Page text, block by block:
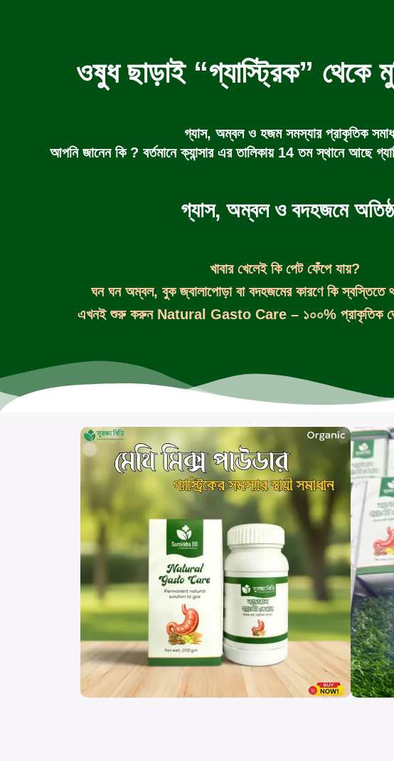
ওষুধ ছাড়াই “গ্যাস্ট্রিক” থেকে
গ্যাস, অম্বল ও হজম সমস্যার প্রাকৃতিক
আপনি জানেন কি ? বর্তমানে ক্যান্সার এর তালিকায় 14 তম স্থানে আছে
গ্যাস, অম্বল ও বদহজমে
খাবার খেলেই কি পেট ফেঁপে যায়?
ঘন ঘন অম্বল, বুক জ্বালাপোড়া বা বদহজমের কারণে কি স্বস্তিতে
এখনই শুরু করুন Natural Gasto Care – ১০০% প্রাকৃতিক